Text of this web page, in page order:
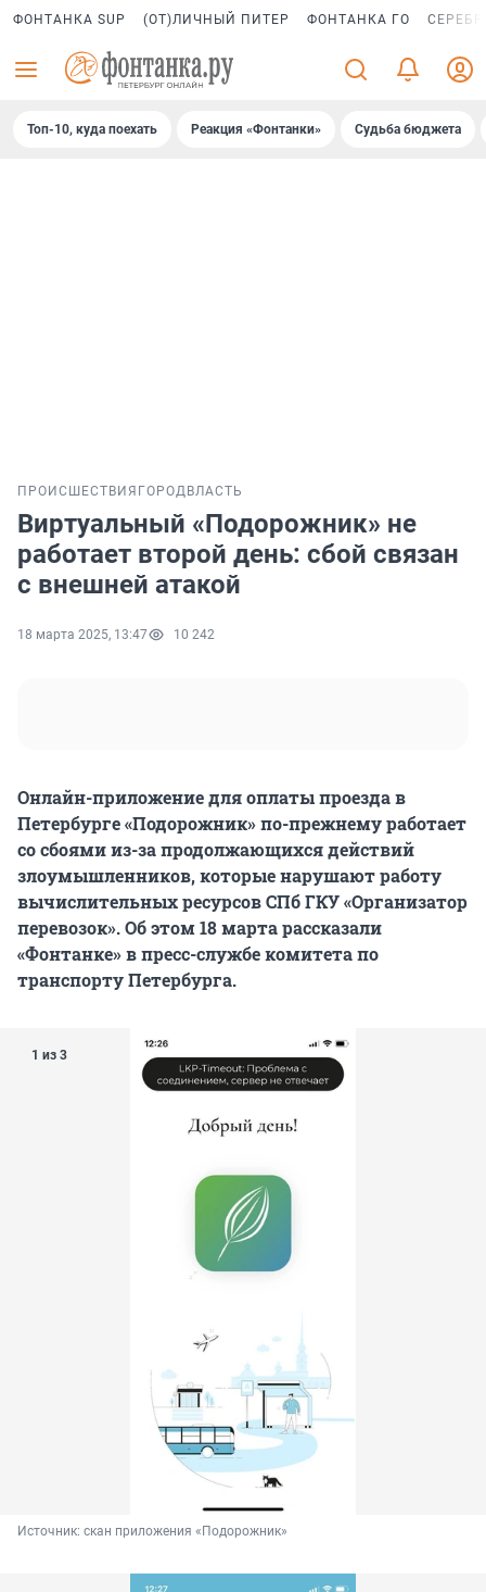
ФОНТАНКА SUP (ОТ)ЛИЧНЫЙ ПИТЕР ФОНТАНКА ГО
Топ-10, куда поехать Реакция «Фонтанки» Судьба бюджета
ПРОИСШЕСТВИЯ ГОРОД ВЛАСТЬ
Виртуальный «Подорожник» не
работает второй день: сбой связан
с внешней атакой
18 марта 2025, 13:47 10 242
Онлайн-приложение для оплаты проезда в
Петербурге «Подорожник» по-прежнему работает
со сбоями из-за продолжающихся действий
злоумышленников, которые нарушают работу
вычислительных ресурсов СПб ГКУ «Организатор
перевозок». Об этом 18 марта рассказали
«Фонтанке» в пресс-службе комитета по
транспорту Петербурга.
1 из 3
Источник: скан приложения «Подорожник»